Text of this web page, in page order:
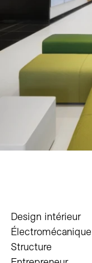
Design intérieur
Électromécanique
Structure